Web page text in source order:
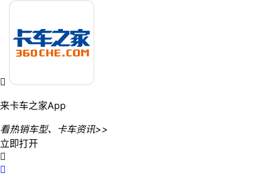

来卡车之家App
看热销车型、卡车资讯>>
立即打开

